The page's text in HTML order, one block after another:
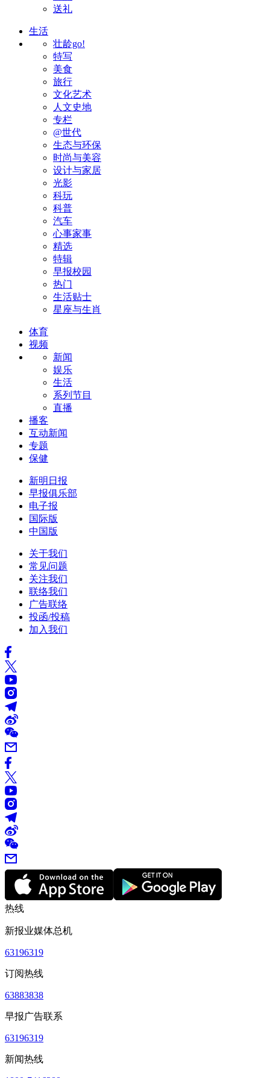
送礼
生活
壮龄go!
特写
美食
旅行
文化艺术
人文史地
专栏
@世代
生态与环保
时尚与美容
设计与家居
光影
科玩
科普
汽车
心事家事
精选
特辑
早报校园
热门
生活贴士
星座与生肖
体育
视频
新闻
娱乐
生活
系列节目
直播
播客
互动新闻
专题
保健
新明日报
早报俱乐部
电子报
国际版
中国版
关于我们
常见问题
关注我们
联络我们
广告联络
投函/投稿
加入我们
热线
新报业媒体总机
63196319
订阅热线
63883838
早报广告联系
63196319
新闻热线